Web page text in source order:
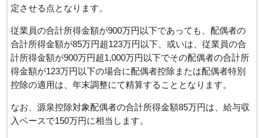
定させる点となります。
従業員の合計所得金額が900万円以下であっても、配偶者の
合計所得金額が85万円超123万円以下、或いは、従業員の合
計所得金額が900万円超1,000万円以下でその配偶者の合計所
得金額が123万円以下の場合に配偶者控除または配偶者特別
控除の適用は、年末調整にて精算することとなります。
なお、源泉控除対象配偶者の合計所得金額85万円は、給与収
入ベースで150万円に相当します。